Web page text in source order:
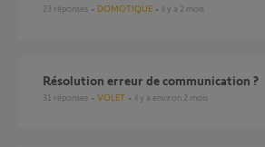
23 réponses DOMOTIQUE il y a 2 mois
Résolution erreur de communication ?
31 réponses VOLET il y a environ 2 mois